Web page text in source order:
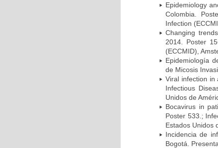
Epidemiology
Colombia.
Infection
Changing
2014. Poster
(ECCMID),
Epidemiología
de Micosis
Viral infection in
Infectious
Unidos de
Bocavirus in
Poster 533.;
Estados Unidos
Incidencia de
Bogotá.